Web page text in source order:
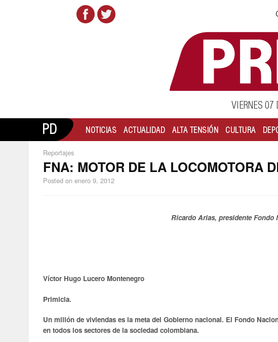
VIERNES 07
PD NOTICIAS ACTUALIDAD ALTA TENSIÓN CULTURA
Reportajes
FNA: MOTOR DE LA LOCOMOTORA
Posted on enero 9, 2012
Ricardo Arias, presidente Fondo
Víctor Hugo Lucero Montenegro
Primicia.
Un millón de viviendas es la meta del Gobierno nacional. El Fondo
en todos los sectores de la sociedad colombiana.